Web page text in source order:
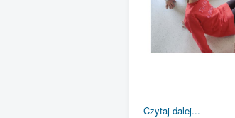
Czytaj dalej...